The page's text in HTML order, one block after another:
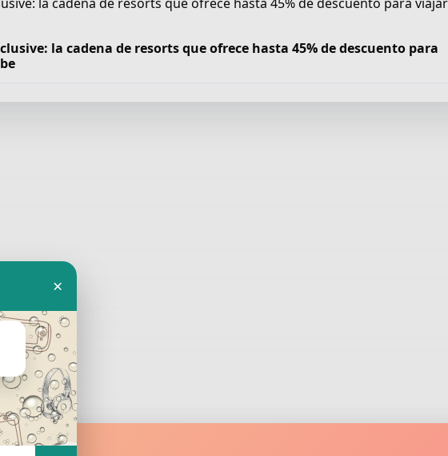
la cadena de resorts que ofrece hasta 45% de descuento para
×